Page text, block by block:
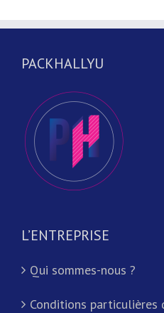
PACKHALLYU
L’ENTREPRISE
Qui sommes-nous ?
Conditions particulières